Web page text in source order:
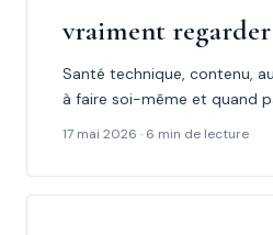
vraiment regarder
Santé technique, contenu,
à faire soi-même et quand
17 mai 2026 · 6 min de lecture